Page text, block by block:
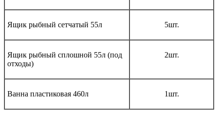
Ящик рыбный сетчатый 55л 5шт.
Ящик рыбный сплошной 55л (под
отходы)
2шт.
Ванна пластиковая 460л 1шт.